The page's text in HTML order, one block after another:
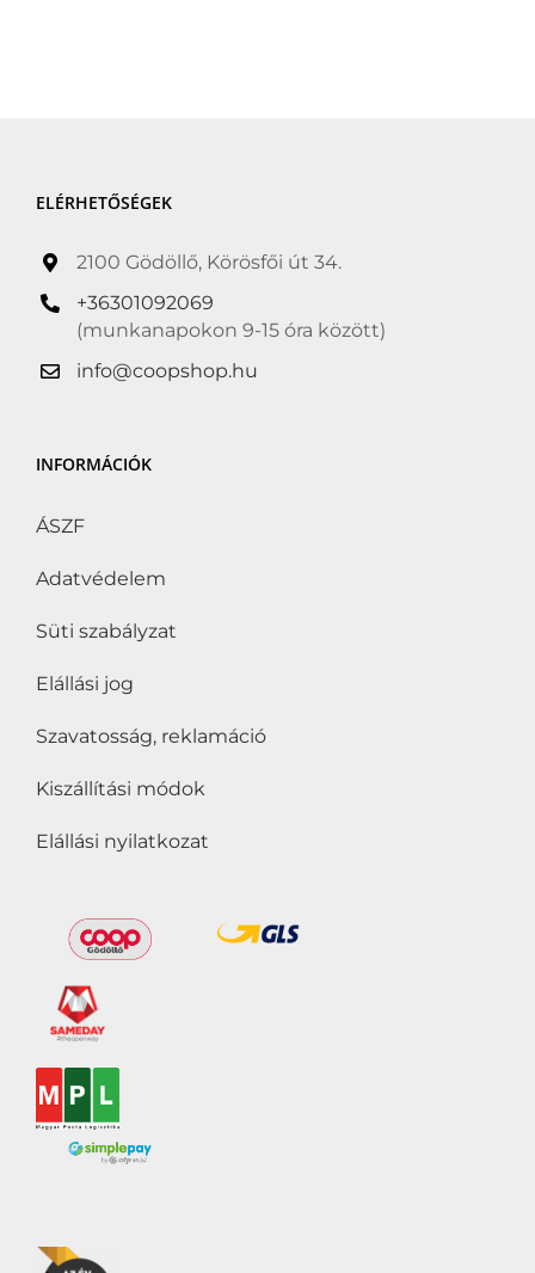
ELÉRHETŐSÉGEK
2100 Gödöllő, Körösfői út 34.
+36301092069
(munkanapokon 9-15 óra között)
info@coopshop.hu
INFORMÁCIÓK
ÁSZF
Adatvédelem
Süti szabályzat
Elállási jog
Szavatosság, reklamáció
Kiszállítási módok
Elállási nyilatkozat